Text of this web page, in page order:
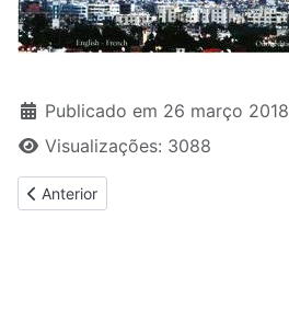
Publicado em 26 março 2018
Visualizações: 3088
Artigo anterior: A Arte Naif no Brasil
Anterior